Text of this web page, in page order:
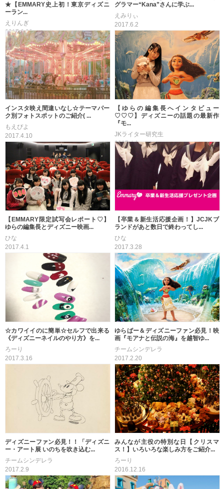
★【EMMARY史上初！東京ディズニ
ーラン...
えりんぎ
2017.6.28
グラマー“Kana”さんに学ぶ...
えみりぃ
2017.6.2
インスタ映え間違いなし☆テーマパー
ク別フォトスポットのご紹介( ...
もえぴよ
2017.4.10
【ゆらの編集長へインタビュー
♡♡♡】ディズニーの話題の最新作
『モ...
JKライター研究生
2017.4.1
【EMMARY限定試写会レポート♡】
ゆらの編集長とディズニー映画...
ひな
2017.4.1
【卒業＆新生活応援企画！】JCJKブ
ランドがあと数日で終わってし...
ひな
2017.3.28
☆カワイイのに簡単☆セルフで出来る
《ディズニーネイルのやり方》を...
ろーり
2017.3.16
ゆらばー＆ディズニーファン必見！映
画『モアナと伝説の海』を越智ゆ...
チームシンデレラ
2017.2.20
ディズニーファン必見！！「ディズニ
ー・アート展 いのちを吹き込む...
チームシンデレラ
2017.2.9
みんなが主役の特別な日【クリスマ
ス！】いろいろな楽しみ方をご紹介...
ろーり
2016.12.16